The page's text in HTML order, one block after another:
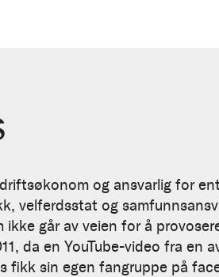
og ansvarlig for
velferdsstat og
går av veien for å
da en YouTube-video fra
fikk sin egen fangruppe på